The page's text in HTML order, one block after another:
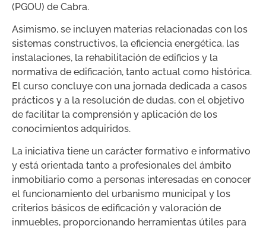
(PGOU) de Cabra.
Asimismo, se incluyen materias relacionadas con los
sistemas constructivos, la eficiencia energética, las
instalaciones, la rehabilitación de edificios y la
normativa de edificación, tanto actual como histórica.
El curso concluye con una jornada dedicada a casos
prácticos y a la resolución de dudas, con el objetivo
de facilitar la comprensión y aplicación de los
conocimientos adquiridos.
La iniciativa tiene un carácter formativo e informativo
y está orientada tanto a profesionales del ámbito
inmobiliario como a personas interesadas en conocer
el funcionamiento del urbanismo municipal y los
criterios básicos de edificación y valoración de
inmuebles, proporcionando herramientas útiles para